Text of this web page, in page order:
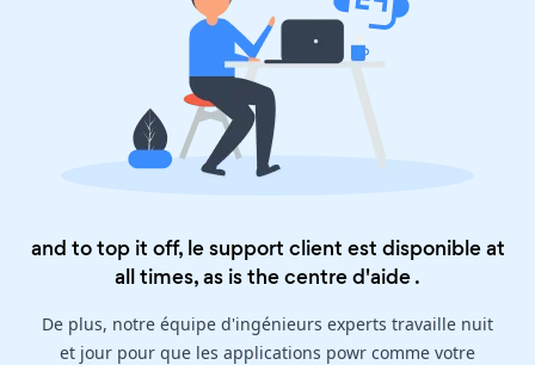
and to top it off, le support client est disponible at
all times, as is thecentre d'aide.
De plus, notre équipe d'ingénieurs experts travaille nuit
et jour pour que les applications powr comme votre